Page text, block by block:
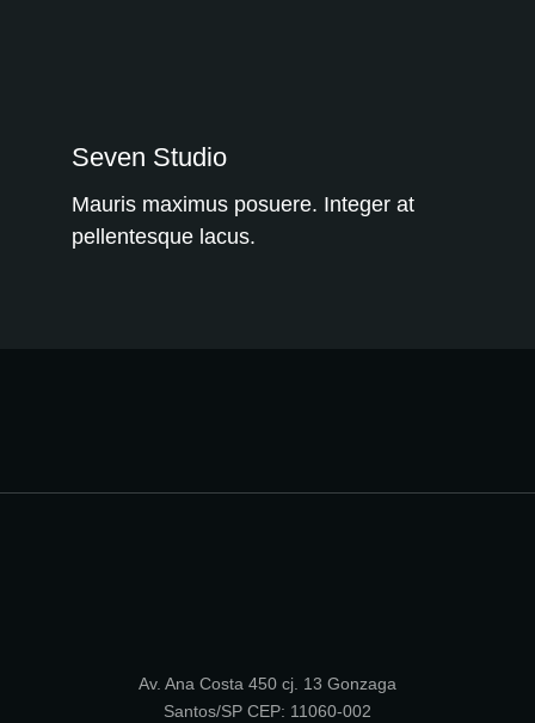
Seven Studio
Mauris maximus posuere. Integer at
pellentesque lacus.
Av. Ana Costa 450 cj. 13 Gonzaga
Santos/SP CEP: 11060-002